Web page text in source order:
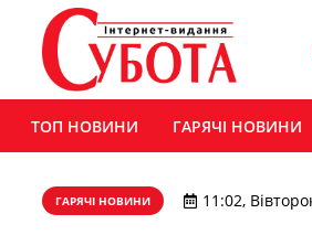
ТОП НОВИНИ ГАРЯЧІ НОВИНИ
ГАРЯЧІ НОВИНИ 11:02,